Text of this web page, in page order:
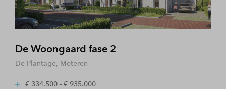
De Woongaard fase 2
De Plantage, Meteren
€ 334.500 - € 935.000